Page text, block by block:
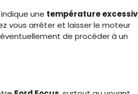
une température
vous arrêter et laisser le moteur
de procéder à un